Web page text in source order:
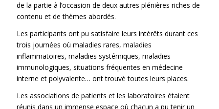
de la partie à l’occasion de deux autres plénières riches de
contenu et de thèmes abordés.
Les participants ont pu satisfaire leurs intérêts durant ces
trois journées où maladies rares, maladies
inflammatoires, maladies systémiques, maladies
immunologiques, situations fréquentes en médecine
interne et polyvalente… ont trouvé toutes leurs places.
Les associations de patients et les laboratoires étaient
réunis dans un immense espace où chacun a pu tenir un